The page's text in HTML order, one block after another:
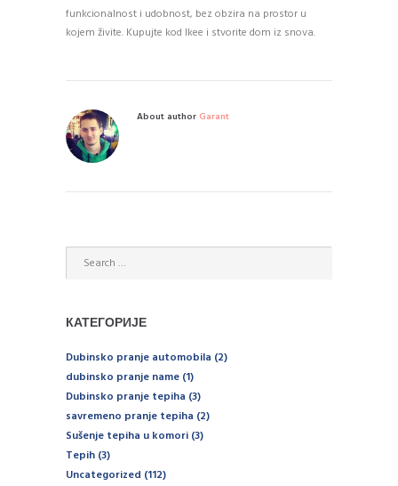
funkcionalnost i udobnost, bez obzira na prostor u
kojem živite. Kupujte kod Ikee i stvorite dom iz snova.
About author Garant
КАТЕГОРИЈЕ
Dubinsko pranje automobila (2)
dubinsko pranje name (1)
Dubinsko pranje tepiha (3)
savremeno pranje tepiha (2)
Sušenje tepiha u komori (3)
Tepih (3)
Uncategorized (112)